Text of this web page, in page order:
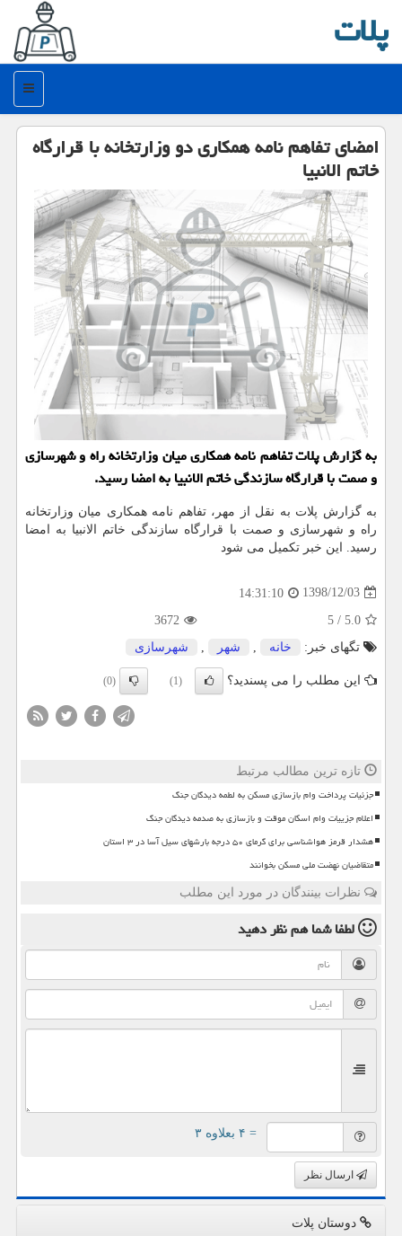
پلات
منو
امضای تفاهم نامه همكاری دو وزارتخانه با قرارگاه
خاتم الانبیا
به گزارش پلات تفاهم نامه همكاری میان وزارتخانه راه و شهرسازی
و صمت با قرارگاه سازندگی خاتم الانبیا به امضا رسید.
به گزارش پلات به نقل از مهر، تفاهم نامه همكاری میان وزارتخانه
راه و شهرسازی و صمت با قرارگاه سازندگی خاتم الانبیا به امضا
رسید. این خبر تكمیل می شود
1398/12/03
14:31:10
5.0
/
5
3672
تگهای خبر:
خانه شهر شهرسازی
این مطلب را می پسندید؟ (1)
(0)
تازه ترین مطالب مرتبط
جزئیات پرداخت وام بازسازی مسکن به لطمه دیدگان جنگ
اعلام جزییات وام اسکان موقت و بازسازی به صدمه دیدگان جنگ
هشدار قرمز هواشناسی برای گرمای ۵۰ درجه بارشهای سیل آسا در ۳ استان
متقاضیان نهضت ملی مسکن بخوانند
نظرات بینندگان در مورد این مطلب
لطفا شما همنظر دهید
= ۴ بعلاوه ۳
ارسال نظر
دوستان پلات